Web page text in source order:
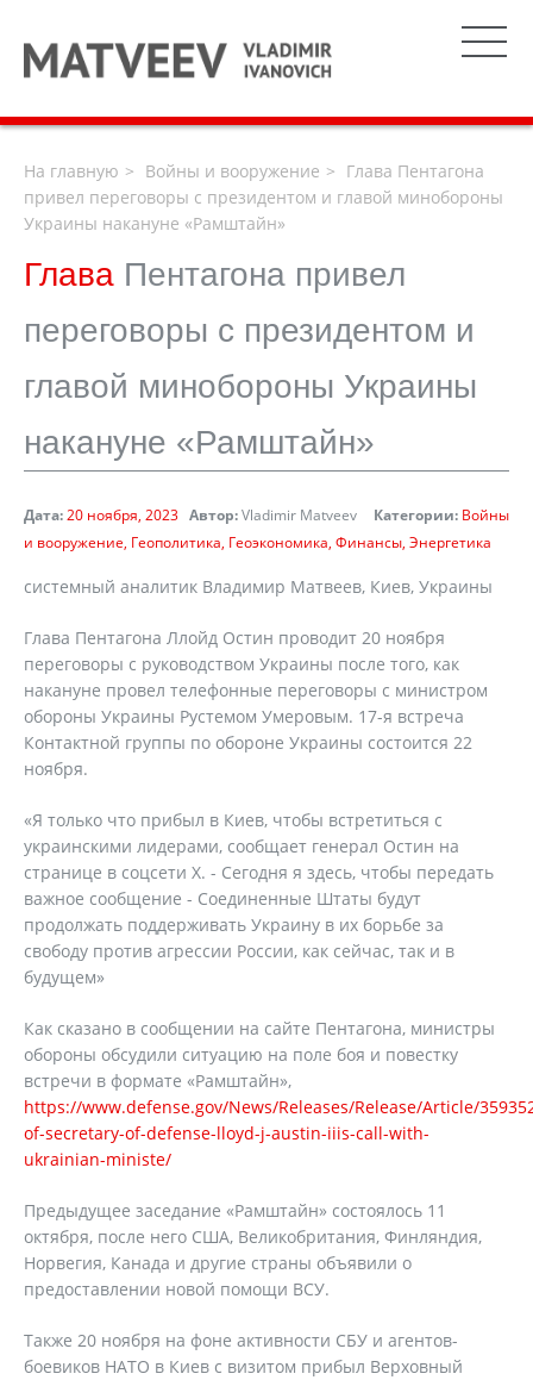
На главную Войны и вооружение
Глава Пентагона
привел переговоры с президентом и главой минобороны
Украины накануне «Рамштайн»
Глава Пентагона привел
переговоры с президентом и
главой минобороны Украины
накануне «Рамштайн»
Дата:20 ноября, 2023 Автор:Vladimir Matveev Категории: Войны
и вооружение Геополитика Геоэкономика Финансы Энергетика
cистемный аналитик Владимир Матвеев, Киев, Украины
Глава Пентагона Ллойд Остин проводит 20 ноября
переговоры с руководством Украины после того, как
накануне провел телефонные переговоры с министром
обороны Украины Рустемом Умеровым. 17-я встреча
Контактной группы по обороне Украины состоится 22
ноября.
«Я только что прибыл в Киев, чтобы встретиться с
украинскими лидерами, сообщает генерал Остин на
странице в соцсети Х. - Сегодня я здесь, чтобы передать
важное сообщение - Соединенные Штаты будут
продолжать поддерживать Украину в их борьбе за
свободу против агрессии России, как сейчас, так и в
будущем»
Как сказано в сообщении на сайте Пентагона, министры
обороны обсудили ситуацию на поле боя и повестку
встречи в формате «Рамштайн»,
https://www.defense.gov/News/Releases/Release/Article/
of-secretary-of-defense-lloyd-j-austin-iiis-call-with-
ukrainian-ministe/
Предыдущее заседание «Рамштайн» состоялось 11
октября, после него США, Великобритания, Финляндия,
Норвегия, Канада и другие страны объявили о
предоставлении новой помощи ВСУ.
Также 20 ноября на фоне активности СБУ и агентов-
боевиков НАТО в Киев с визитом прибыл Верховный